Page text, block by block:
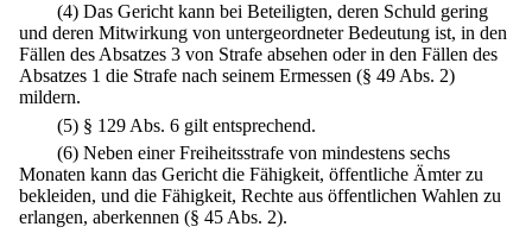
(4) Das Gericht kann bei Beteiligten, deren Schuld gering
und deren Mitwirkung von untergeordneter Bedeutung ist, in den
Fällen des Absatzes 3 von Strafe absehen oder in den Fällen des
Absatzes 1 die Strafe nach seinem Ermessen (§ 49 Abs. 2)
mildern.
(5) § 129 Abs. 6 gilt entsprechend.
(6) Neben einer Freiheitsstrafe von mindestens sechs
Monaten kann das Gericht die Fähigkeit, öffentliche Ämter zu
bekleiden, und die Fähigkeit, Rechte aus öffentlichen Wahlen zu
erlangen, aberkennen (§ 45 Abs. 2).